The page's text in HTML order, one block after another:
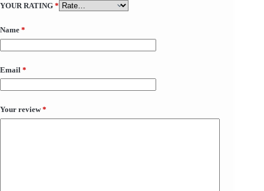
YOUR RATING *
Name *
Email *
Your review*